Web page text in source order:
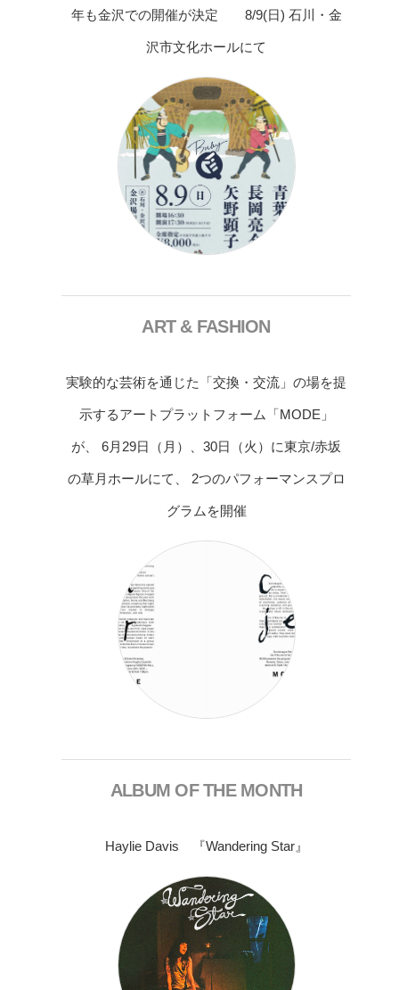
年も金沢での開催が決定 8/9(日) 石川・金
沢市文化ホールにて
ART & FASHION
実験的な芸術を通じた「交換・交流」の場を提
示するアートプラットフォーム「MODE」
が、 6月29日（月）、30日（火）に東京/赤坂
の草月ホールにて、 2つのパフォーマンスプロ
グラムを開催
ALBUM OF THE MONTH
Haylie Davis 『Wandering Star』